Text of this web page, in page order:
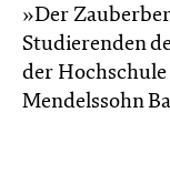
»Der
Studierenden
der
Mendelssohn